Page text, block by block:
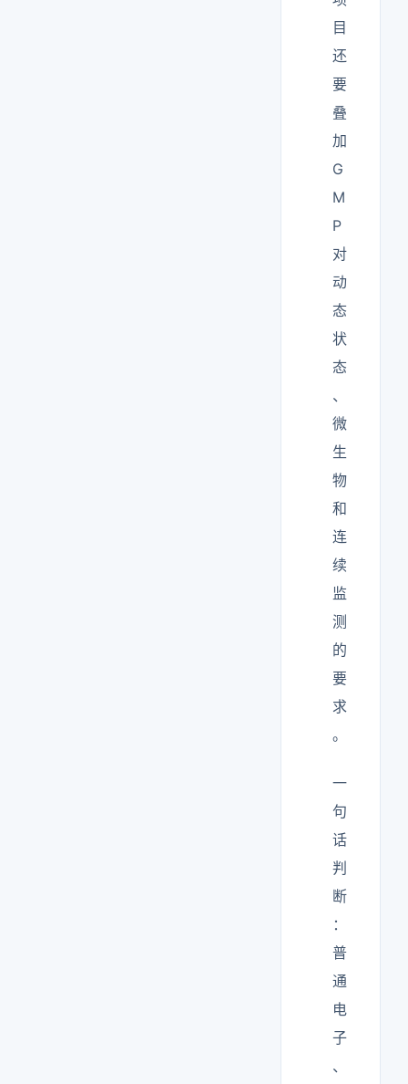
目
还
要
叠
加
G
M
P
对
动
态
状
态
、
微
生
物
和
连
续
监
测
的
要
求
。
一
句
话
判
断
：
普
通
电
子
、